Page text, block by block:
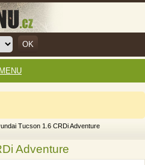
Tucson 1.6 CRDi Adventure
Adventure
MENU